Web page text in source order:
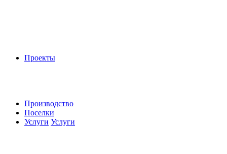
Проекты
Производство
Поселки
Услуги Услуги